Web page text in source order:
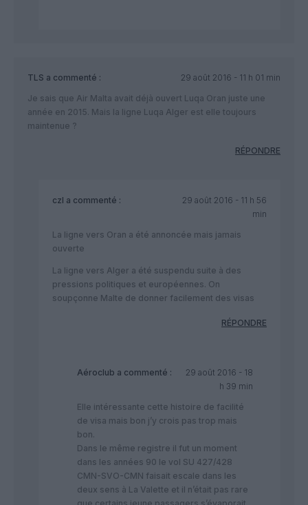
TLS a commenté :
29 août 2016 - 11 h 01 min
Je sais que Air Malta avait déjà ouvert Luqa Oran juste une
année en 2015. Mais la ligne Luqa Alger est elle toujours
maintenue ?
RÉPONDRE
czl a commenté :
29 août 2016 - 11 h 56
min
La ligne vers Oran a été annoncée mais jamais
ouverte
La ligne vers Alger a été suspendu suite à des
pressions politiques et européennes. On
soupçonne Malte de donner facilement des visas
RÉPONDRE
Aéroclub a commenté :
29 août 2016 - 18
h 39 min
Elle intéressante cette histoire de facilité
de visa mais bon j’y crois pas trop mais
bon.
Dans le même registre il fut un moment
dans les années 90 le vol SU 427/428
CMN-SVO-CMN faisait escale dans les
deux sens à La Valette et il n’était pas rare